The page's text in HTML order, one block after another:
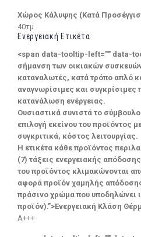
Χώρος Κάλυψης (Κατά
40τμ
Ενεργειακή Ετικέτα
<span data-tooltip-left="" data-
σήμανση των οικιακών
καταναλωτές, κατά τρόπο απλό
αναγνωρίσιμες και συγκρίσιμες
κατανάλωση ενέργειας.
Ουσιαστικά συνιστά το
επιλογή εκείνου του προϊόντος
συγκριτικά, κόστος λειτουργίας.
Η ετικέτα κάθε προϊόντος
(7) τάξεις ενεργειακής
του προϊόντος κλιμακώνονται
αφορά προϊόν χαμηλής
πράσινο χρώμα που υποδηλώνει
προϊόν).”>Ενεργειακή Κλάση
A+++